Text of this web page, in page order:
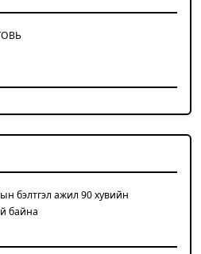
бэлтгэл ажил 90 хувийн
байна